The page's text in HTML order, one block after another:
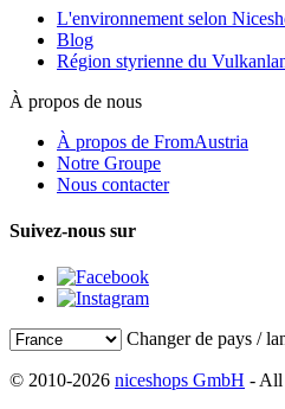
L'environnement selon
Blog
Région styrienne du
À propos de nous
À propos de FromAustria
Notre Groupe
Nous contacter
Suivez-nous sur
Changer de pays /
© 2010-2026 niceshops GmbH - All